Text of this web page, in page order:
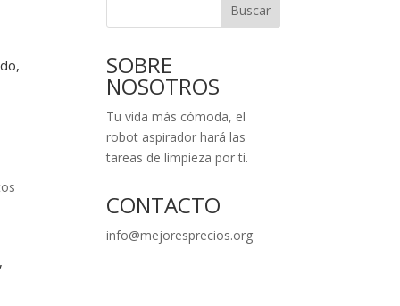
Buscar
SOBRE
NOSOTROS
Tu vida más cómoda, el
robot aspirador hará las
tareas de limpieza por ti.
CONTACTO
info@mejoresprecios.org